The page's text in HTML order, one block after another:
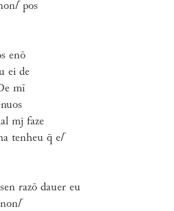
⌈ pos
enō
ei de
mī
mj faze
tenheu q̄ e⌈
razō dauer eu
⌈